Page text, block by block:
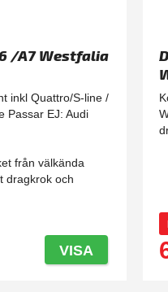
/A7 Westfalia
inkl Quattro/S-line /
Passar EJ: Audi
från välkända
dragkrok och
VISA